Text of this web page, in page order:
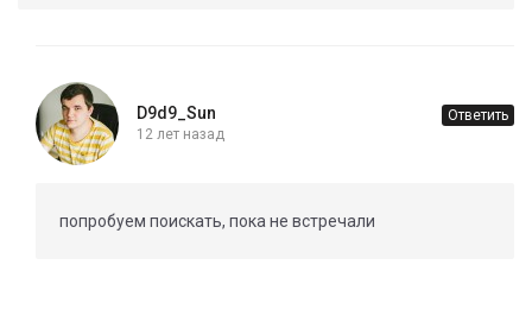
D9d9_Sun
12 лет назад
Ответить
попробуем поискать, пока не встречали